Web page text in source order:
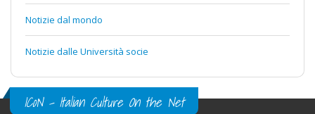
Notizie dal mondo
Notizie dalle Università socie
ICoN - Italian Culture On the Net